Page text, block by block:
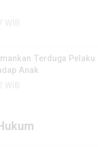
Terduga Pelaku
Anak